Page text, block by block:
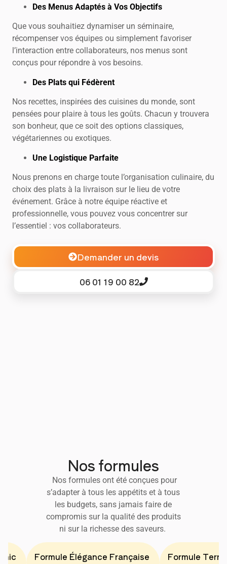
Des Menus Adaptés à Vos Objectifs
Que vous souhaitiez dynamiser un séminaire,
récompenser vos équipes ou simplement favoriser
l’interaction entre collaborateurs, nos menus sont
conçus pour répondre à vos besoins.
Des Plats qui Fédèrent
Nos recettes, inspirées des cuisines du monde, sont
pensées pour plaire à tous les goûts. Chacun y trouvera
son bonheur, que ce soit des options classiques,
végétariennes ou exotiques.
Une Logistique Parfaite
Nous prenons en charge toute l’organisation culinaire, du
choix des plats à la livraison sur le lieu de votre
événement. Grâce à notre équipe réactive et
professionnelle, vous pouvez vous concentrer sur
l’essentiel : vos collaborateurs.
Demander un devis
06 01 19 00 82
Nos formules
Nos formules ont été conçues pour
s’adapter à tous les appétits et à tous
les budgets, sans jamais faire de
compromis sur la qualité des produits
ni sur la richesse des saveurs.
Formule Élégance Française
Formule